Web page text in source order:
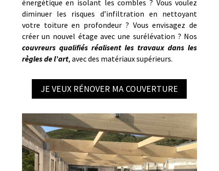
énergétique en isolant les combles ? Vous voulez
diminuer les risques d’infiltration en nettoyant
votre toiture en profondeur ? Vous envisagez de
créer un nouvel étage avec une surélévation ? Nos
couvreurs qualifiés réalisent les travaux dans les
règles de l’art, avec des matériaux supérieurs.
JE VEUX RÉNOVER MA COUVERTURE